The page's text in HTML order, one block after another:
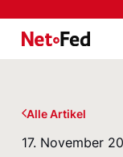
NetFederation
Alle Artikel
17. November